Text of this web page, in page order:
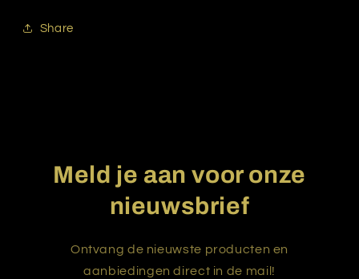
Share
Meld je aan voor onze
nieuwsbrief
Ontvang de nieuwste producten en
aanbiedingen direct in de mail!